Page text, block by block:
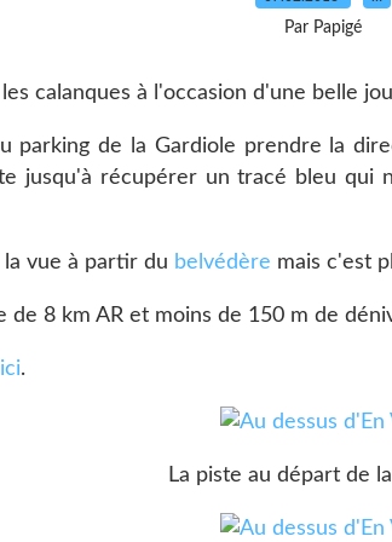
Par Papigé
les calanques à l'occasion d'une belle
parking de la Gardiole prendre la
jusqu'à récupérer un tracé bleu qui
la vue à partir du belvédère mais c'est
de 8 km AR et moins de 150 m de
ici.
La piste au départ de